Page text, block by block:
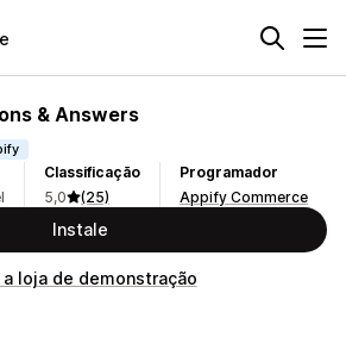
& Answers
Classificação
5,0
(25)
Programador
Appify Commerce
Instale
a loja de demonstração